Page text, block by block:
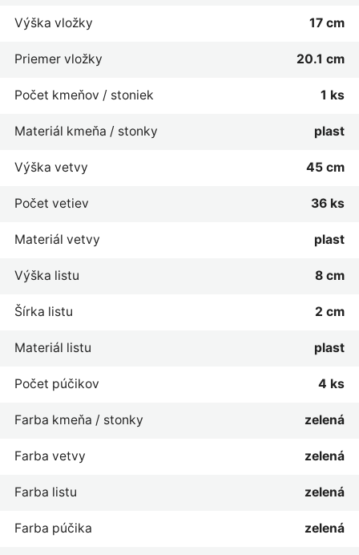
Výška vložky 17 cm
Priemer vložky 20.1 cm
Počet kmeňov / stoniek 1 ks
Materiál kmeňa / stonky plast
Výška vetvy 45 cm
Počet vetiev 36 ks
Materiál vetvy plast
Výška listu 8 cm
Šírka listu 2 cm
Materiál listu plast
Počet púčikov 4 ks
Farba kmeňa / stonky zelená
Farba vetvy zelená
Farba listu zelená
Farba púčika zelená